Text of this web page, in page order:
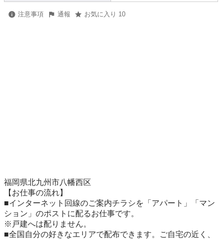
注意事項 通報 お気に入り 10
福岡県北九州市八幡西区
【お仕事の流れ】
■インターネット回線のご案内チラシを「アパート」「マン
ション」のポストに配るお仕事です。
※戸建へは配りません。
■全国自分の好きなエリアで配布できます。ご自宅の近く、